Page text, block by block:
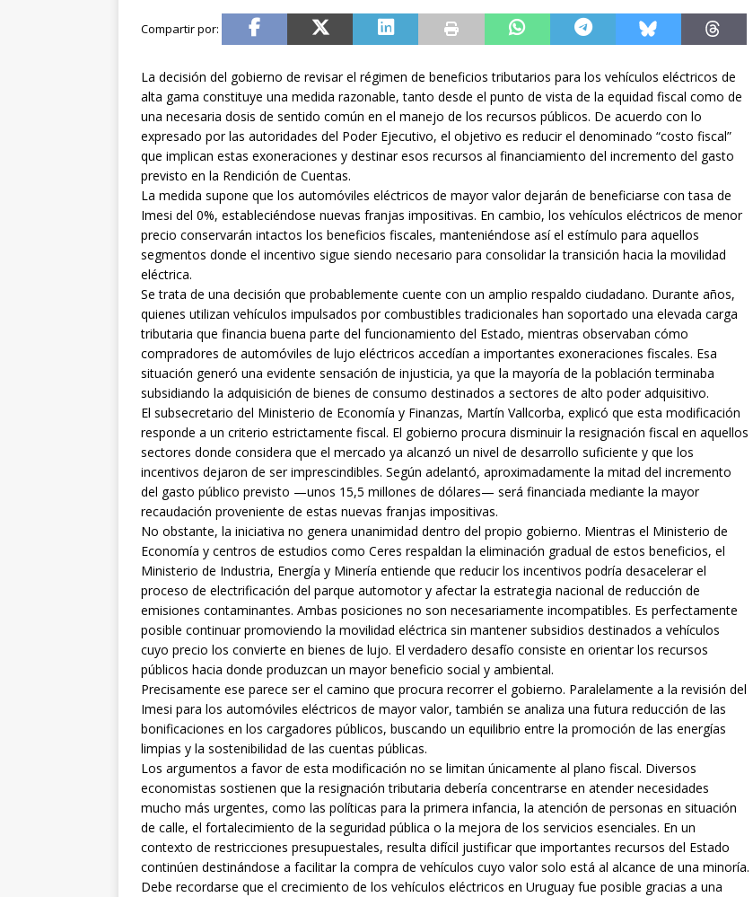
La decisión del gobierno de revisar el régimen de beneficios tributarios para los vehículos eléctricos de
alta gama constituye una medida razonable, tanto desde el punto de vista de la equidad fiscal como de
una necesaria dosis de sentido común en el manejo de los recursos públicos. De acuerdo con lo
expresado por las autoridades del Poder Ejecutivo, el objetivo es reducir el denominado “costo fiscal”
que implican estas exoneraciones y destinar esos recursos al financiamiento del incremento del gasto
previsto en la Rendición de Cuentas.
La medida supone que los automóviles eléctricos de mayor valor dejarán de beneficiarse con tasa de
Imesi del 0%, estableciéndose nuevas franjas impositivas. En cambio, los vehículos eléctricos de menor
precio conservarán intactos los beneficios fiscales, manteniéndose así el estímulo para aquellos
segmentos donde el incentivo sigue siendo necesario para consolidar la transición hacia la movilidad
eléctrica.
Se trata de una decisión que probablemente cuente con un amplio respaldo ciudadano. Durante años,
quienes utilizan vehículos impulsados por combustibles tradicionales han soportado una elevada carga
tributaria que financia buena parte del funcionamiento del Estado, mientras observaban cómo
compradores de automóviles de lujo eléctricos accedían a importantes exoneraciones fiscales. Esa
situación generó una evidente sensación de injusticia, ya que la mayoría de la población terminaba
subsidiando la adquisición de bienes de consumo destinados a sectores de alto poder adquisitivo.
El subsecretario del Ministerio de Economía y Finanzas, Martín Vallcorba, explicó que esta modificación
responde a un criterio estrictamente fiscal. El gobierno procura disminuir la resignación fiscal en aquellos
sectores donde considera que el mercado ya alcanzó un nivel de desarrollo suficiente y que los
incentivos dejaron de ser imprescindibles. Según adelantó, aproximadamente la mitad del incremento
del gasto público previsto —unos 15,5 millones de dólares— será financiada mediante la mayor
recaudación proveniente de estas nuevas franjas impositivas.
No obstante, la iniciativa no genera unanimidad dentro del propio gobierno. Mientras el Ministerio de
Economía y centros de estudios como Ceres respaldan la eliminación gradual de estos beneficios, el
Ministerio de Industria, Energía y Minería entiende que reducir los incentivos podría desacelerar el
proceso de electrificación del parque automotor y afectar la estrategia nacional de reducción de
emisiones contaminantes. Ambas posiciones no son necesariamente incompatibles. Es perfectamente
posible continuar promoviendo la movilidad eléctrica sin mantener subsidios destinados a vehículos
cuyo precio los convierte en bienes de lujo. El verdadero desafío consiste en orientar los recursos
públicos hacia donde produzcan un mayor beneficio social y ambiental.
Precisamente ese parece ser el camino que procura recorrer el gobierno. Paralelamente a la revisión del
Imesi para los automóviles eléctricos de mayor valor, también se analiza una futura reducción de las
bonificaciones en los cargadores públicos, buscando un equilibrio entre la promoción de las energías
limpias y la sostenibilidad de las cuentas públicas.
Los argumentos a favor de esta modificación no se limitan únicamente al plano fiscal. Diversos
economistas sostienen que la resignación tributaria debería concentrarse en atender necesidades
mucho más urgentes, como las políticas para la primera infancia, la atención de personas en situación
de calle, el fortalecimiento de la seguridad pública o la mejora de los servicios esenciales. En un
contexto de restricciones presupuestales, resulta difícil justificar que importantes recursos del Estado
continúen destinándose a facilitar la compra de vehículos cuyo valor solo está al alcance de una minoría.
Debe recordarse que el crecimiento de los vehículos eléctricos en Uruguay fue posible gracias a una